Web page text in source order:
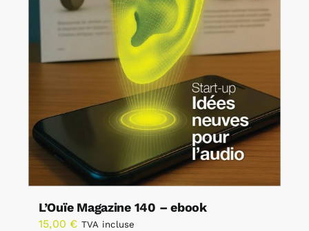
L’Ouïe Magazine 140 – ebook
15,00 € TVA incluse